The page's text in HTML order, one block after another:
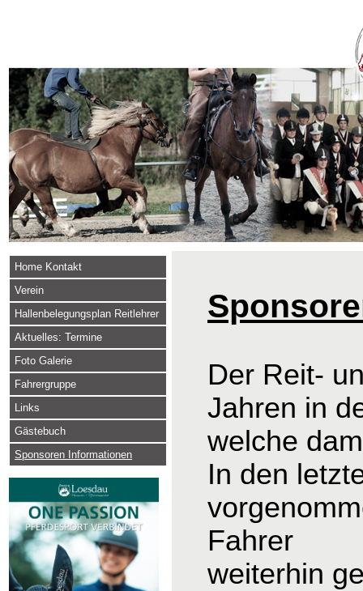
Home Kontakt
Verein
Hallenbelegungsplan Reitlehrer
Aktuelles: Termine
Foto Galerie
Fahrergruppe
Links
Gästebuch
Sponsoren Informationen
Der Reit-
Jahren in
welche
In den
Fahrer
weiterhin